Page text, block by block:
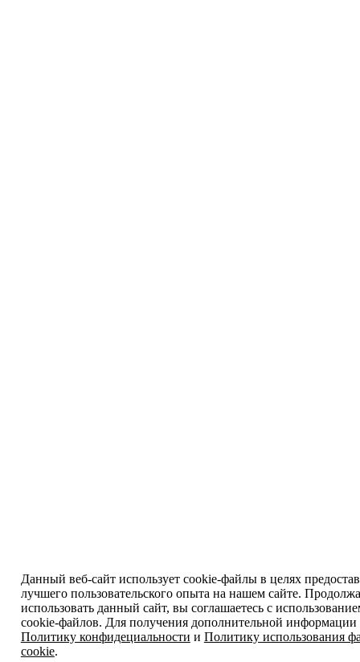
Данный веб-сайт использует cookie-файлы в целях
лучшего пользовательского опыта на нашем сайте.
использовать данный сайт, вы соглашаетесь с
cookie-файлов. Для получения дополнительной информации
Политику конфидециальности и Политику использования
cookie.